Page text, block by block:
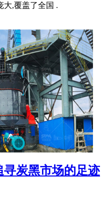
大,覆盖了全国 .
炭黑市场的足迹